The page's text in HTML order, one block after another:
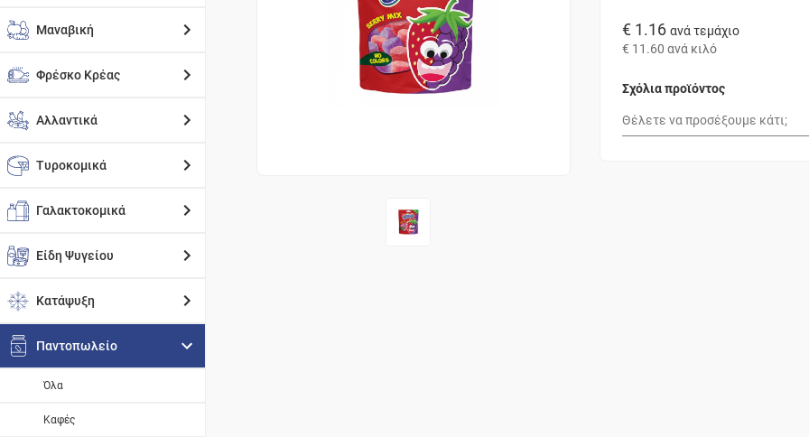
Μαναβική
Φρέσκο Κρέας
Αλλαντικά
Τυροκομικά
Γαλακτοκομικά
Είδη Ψυγείου
Κατάψυξη
Παντοπωλείο
Όλα
Καφές
€ 1.16 ανά τεμάχιο
€ 11.60 ανά κιλό
Σχόλια προϊόντος